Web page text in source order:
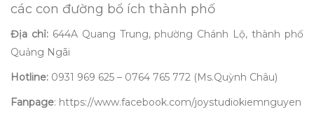
các con đường bổ ích thành phố
Địa chỉ:644A Quang Trung, phường Chánh Lộ, thành phố
Quảng Ngãi
Hotline: 0931 969 625 – 0764 765 772 (Ms.Quỳnh Châu)
Fanpage: https://www.facebook.com/joystudiokiemnguyen